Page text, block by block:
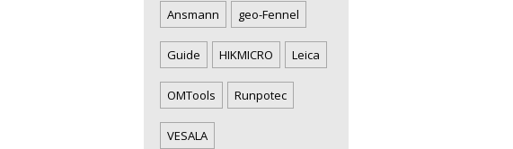
Ansmann geo-Fennel
Guide HIKMICRO Leica
OMTools Runpotec
VESALA